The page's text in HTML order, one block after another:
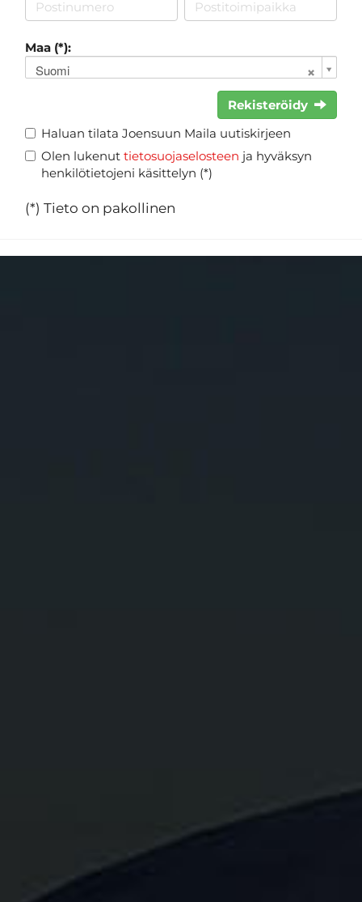
Maa (*):
Suomi
Rekisteröidy
Haluan tilata Joensuun Maila uutiskirjeen
Olen lukenut tietosuojaselosteen ja hyväksyn
henkilötietojeni käsittelyn (*)
(*) Tieto on pakollinen